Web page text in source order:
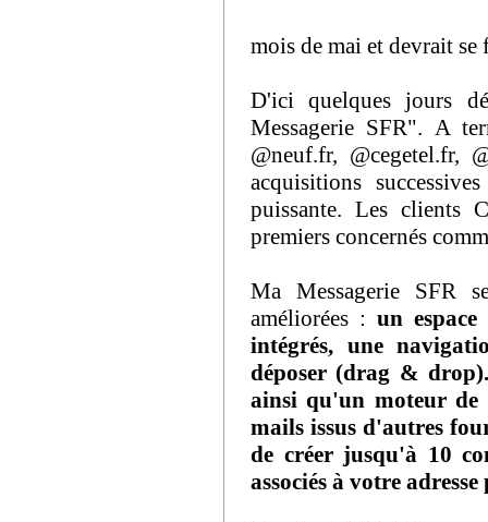
mois de mai et devrait
D'ici quelques jours
Messagerie SFR". A
@neuf.fr, @cegetel.fr,
acquisitions
puissante. Les clients
premiers concernés
Ma Messagerie SFR
améliorées : un
intégrés, une
déposer (drag &
ainsi qu'un moteur de
mails issus d'autres
de créer jusqu'à 10
associés à votre